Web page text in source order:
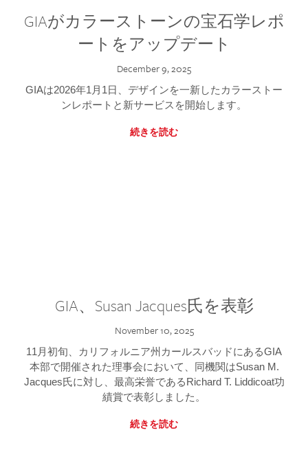
GIAがカラーストーンの宝石学レポ
ートをアップデート
December 9, 2025
GIAは2026年1月1日、デザインを一新したカラーストー
ンレポートと新サービスを開始します。
続きを読む
GIA、Susan Jacques氏を表彰
November 10, 2025
11月初旬、カリフォルニア州カールスバッドにあるGIA
本部で開催された理事会において、同機関はSusan M.
Jacques氏に対し、最高栄誉であるRichard T. Liddicoat功
績賞で表彰しました。
続きを読む